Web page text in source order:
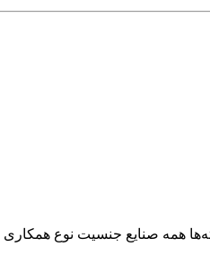
همه صنایع جنسیت نوع همکاری